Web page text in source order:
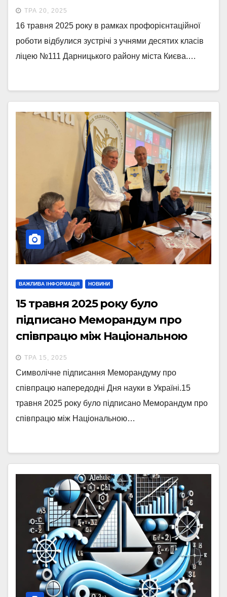
ТРА 20, 2025
16 травня 2025 року в рамках профорієнтаційної
роботи відбулися зустрічі з учнями десятих класів
ліцею №111 Дарницького району міста Києва.…
ВАЖЛИВА ІНФОРМАЦІЯ НОВИНИ
15 травня 2025 року було
підписано Меморандум про
співпрацю між Національною
академією педагогічних наук
України (НАПН України) та
Херсонською державною
морською академією (ХДМА)
ТРА 15, 2025
Символічне підписання Меморандуму про
співпрацю напередодні Дня науки в Україні.15
травня 2025 року було підписано Меморандум про
співпрацю між Національною…